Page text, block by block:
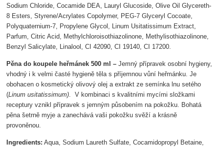
Sodium Chloride, Cocamide DEA, Lauryl Glucoside, Olive Oil Glycereth-
8 Esters, Styrene/Acrylates Copolymer, PEG-7 Glyceryl Cocoate,
Polyquaternium-7, Propylene Glycol, Linum Usitatissimum Extract,
Parfum, Citric Acid, Methylchloroisothiazolinone, Methylisothiazolinone,
Benzyl Salicylate, Linalool, CI 42090, CI 19140, CI 17200.
Pěna do koupele heřmánek 500 ml –Jemný přípravek osobní hygieny,
vhodný i k velmi časté hygieně těla s příjemnou vůní heřmánku. Je
obohacen o kosmetický olivový olej a extrakt ze semínka lnu setého
(Linum usitatissimum). V kombinaci s kvalitními mycími složkami
receptury vznikl přípravek s jemným působením na pokožku. Bohatá
pěna šetrně myje a zanechává vaši pokožku svěží a krásně
provoněnou.
Ingredients: Aqua, Sodium Laureth Sulfate, Cocamidopropyl Betaine,